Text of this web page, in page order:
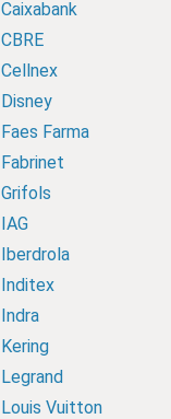
Caixabank
CBRE
Cellnex
Disney
Faes Farma
Fabrinet
Grifols
IAG
Iberdrola
Inditex
Indra
Kering
Legrand
Louis Vuitton